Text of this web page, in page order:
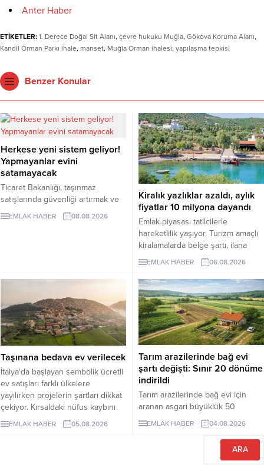
Anter Haber
ETİKETLER: 1. Derece Doğal Sit Alanı, çevre hukuku Muğla, Gökova Koruma Alanı,
Kandil Orman Parkı ihale, manset, Muğla Orman ihalesi, yapılaşma tepkisi
Benzer Konular
Herkese yeni sistem geliyor!
Yapmayanlar evini
satamayacak
Ticaret Bakanlığı, taşınmaz
satışlarında güvenliği artırmak ve
dolandırıcılık riskini azaltmak
amacıyla hayata geçireceği
alım satımlarında ödeme
yapıya kavuşturulması
hedefleniyor.
EMLAK HABER 08.08.2026
Kiralık yazlıklar azaldı, aylık
fiyatlar 10 milyona dayandı
Emlak piyasası tatilcilerle
hareketlilik yaşıyor. Turizm amaçlı
kiralamalarda belge şartı, ilana
çıkan günlük kiralık mülk sayısını 7
binin altına düşürürken, fiyatlar da
yukarı çıktı. Akdeniz ve Ege’de
yazlıkların günlük kirası 6 bin lira
ile 75 bin lira arasında değişti.
Lüks villaların aylık kira tutarları 10
milyon liraya kadar yükseldi.
Sektör...
EMLAK HABER 06.08.2026
Taşınana bedava ev verilecek
İtalya'da başlayan sembolik ücretli
ev satışları farklı ülkelere
yayılırken projelerin şartları dikkat
çekiyor. Kırsaldaki nüfus kaybını
önlemeyi amaçlayan
uygulamalarda evler ücretsiz veya
EMLAK HABER 05.08.2026
Tarım arazilerinde bağ evi
şartı değişti: Sınır 20 dönüme
indirildi
Tarım arazilerinde bağ evi için
aranan asgari büyüklük 50
dönümden 20 dönüme indirildi.
Düzenleme, izinsiz bungalovları
otomatik olarak yasallaştırmıyor.
EMLAK HABER 04.08.2026